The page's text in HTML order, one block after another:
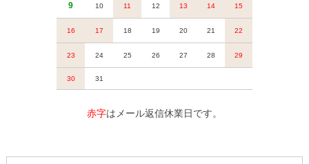
赤字はメール返信休業日です。